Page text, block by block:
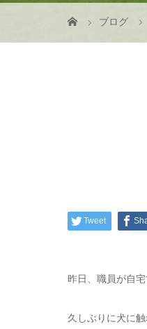
ブログ
Tweet
昨日、職員が自
久しぶりに犬に